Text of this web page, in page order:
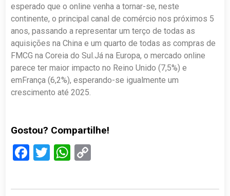
esperado que o online venha a tornar-se, neste
continente, o principal canal de comércio nos próximos 5
anos, passando a representar um terço de todas as
aquisições na China e um quarto de todas as compras de
FMCG na Coreia do Sul.Já na Europa, o mercado online
parece ter maior impacto no Reino Unido (7,5%) e
emFrança (6,2%), esperando-se igualmente um
crescimento até 2025.
Gostou? Compartilhe!
Facebook
TwitterWhatsApp